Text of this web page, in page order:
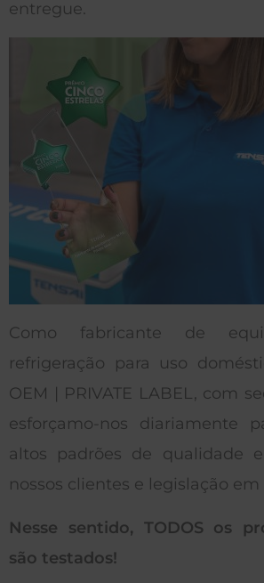
entregue.
Como fabricante de
refrigeração para uso
OEM | PRIVATE LABEL, com
esforçamo-nos diariamente
altos padrões de qualidade
nossos clientes e legislação em
Nesse sentido, TODOS os
são testados!